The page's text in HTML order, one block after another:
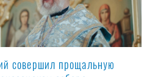
совершил прощальную